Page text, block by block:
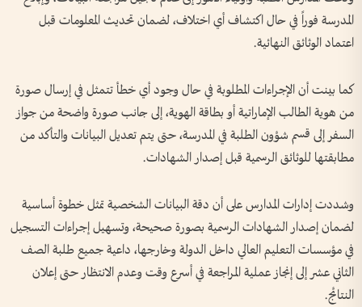
المدرسة فوراً في حال اكتشاف أي اختلاف، لضمان تحديث المعلومات قبل
اعتماد الوثائق النهائية.
كما بينت أن الإجراءات المطلوبة في حال وجود أي خطأ تتمثل في إرسال صورة
من هوية الطالب الإماراتية أو بطاقة الهوية، إلى جانب صورة واضحة من جواز
السفر إلى قسم شؤون الطلبة في المدرسة، حتى يتم تعديل البيانات والتأكد من
مطابقتها للوثائق الرسمية قبل إصدار الشهادات.
وشددت إدارات المدارس على أن دقة البيانات الشخصية تمثل خطوة أساسية
لضمان إصدار الشهادات الرسمية بصورة صحيحة، وتسهيل إجراءات التسجيل
في مؤسسات التعليم العالي داخل الدولة وخارجها، داعية جميع طلبة الصف
الثاني عشر إلى إنجاز عملية المراجعة في أسرع وقت وعدم الانتظار حتى إعلان
النتائج.